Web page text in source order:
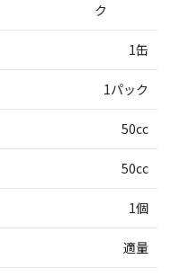
ク
1缶
1パック
50cc
50cc
1個
適量